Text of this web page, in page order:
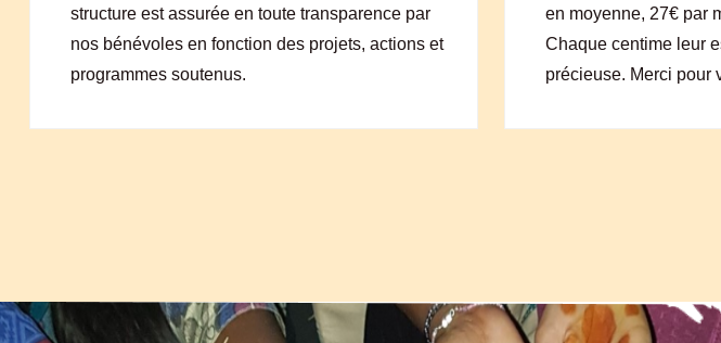
structure est assurée en toute transparence par
nos bénévoles en fonction des projets, actions et
programmes soutenus.
en moyenne, 27€ par
Chaque centime leur
précieuse. Merci pour